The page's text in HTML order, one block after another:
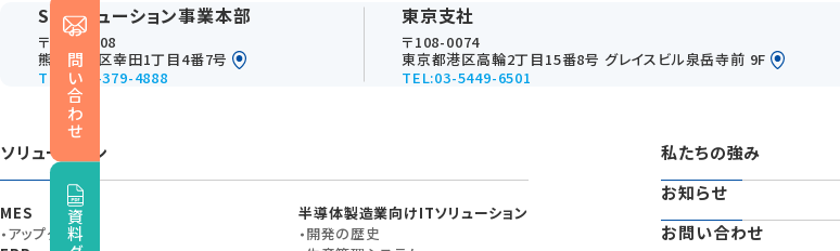
お問い合わせ
SCソリューション事業本部
〒861-4108
熊本市南区幸田1丁目4番7号
TEL:096-379-4888
東京支社
〒108-0074
東京都港区高輪2丁目15番8号 グレイスビル泉岳寺前 9F
TEL:03-5449-6501
ソリューション
MES
アップグレード
半導体製造業向けITソリューション
開発の歴史
私たちの強み
お知らせ
お問い合わせ